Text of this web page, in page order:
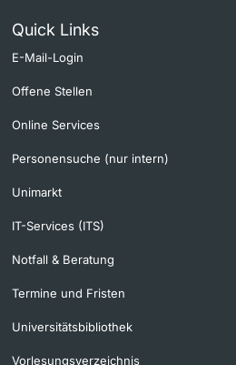
Quick Links
E-Mail-Login
Offene Stellen
Online Services
Personensuche (nur intern)
Unimarkt
IT-Services (ITS)
Notfall & Beratung
Termine und Fristen
Universitätsbibliothek
Vorlesungsverzeichnis